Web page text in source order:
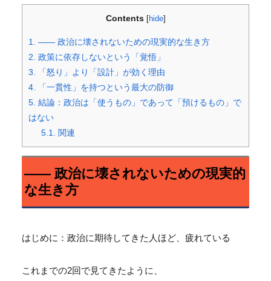
Contents [hide]
1. ―― 政治に壊されないための現実的な生き方
2. 政策に依存しないという「覚悟」
3. 「怒り」より「設計」が効く理由
4. 「一貫性」を持つという最大の防御
5. 結論：政治は「使うもの」であって「預けるもの」で
はない
5.1. 関連
―― 政治に壊されないための現実的
な生き方
はじめに：政治に期待してきた人ほど、疲れている
これまでの2回で見てきたように、